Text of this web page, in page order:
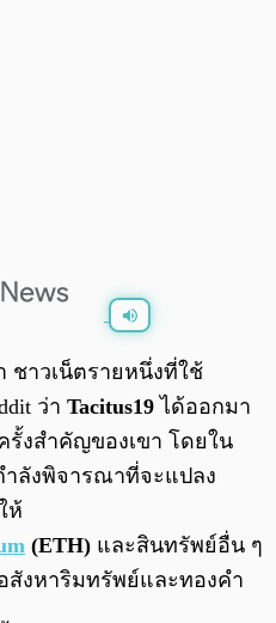
0:00/ 0:00
ชาวเน็ตรายหนึ่งที่ใช้
ว่า Tacitus19 ได้ออกมา
งสำคัญของเขา โดยใน
ำลังพิจารณาที่จะแปลง
ห้
(ETH) และสินทรัพย์อื่น ๆ
สังหาริมทรัพย์และทองคำ